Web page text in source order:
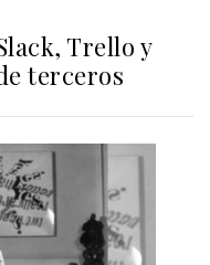
Trello y
terceros